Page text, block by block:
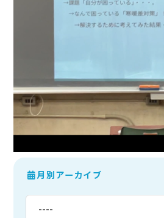
月別アーカイブ